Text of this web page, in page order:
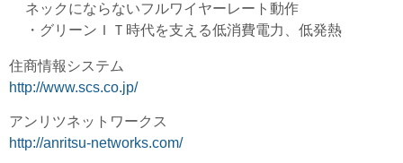
ネックにならないフルワイヤーレート動作
・グリーンＩＴ時代を支える低消費電力、低発熱
住商情報システム
http://www.scs.co.jp/
アンリツネットワークス
http://anritsu-networks.com/